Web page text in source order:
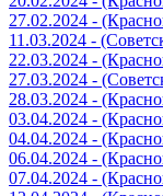
27.02.2024 -
11.03.2024 -
22.03.2024 -
27.03.2024 -
28.03.2024 -
03.04.2024 -
04.04.2024 -
06.04.2024 -
07.04.2024 -